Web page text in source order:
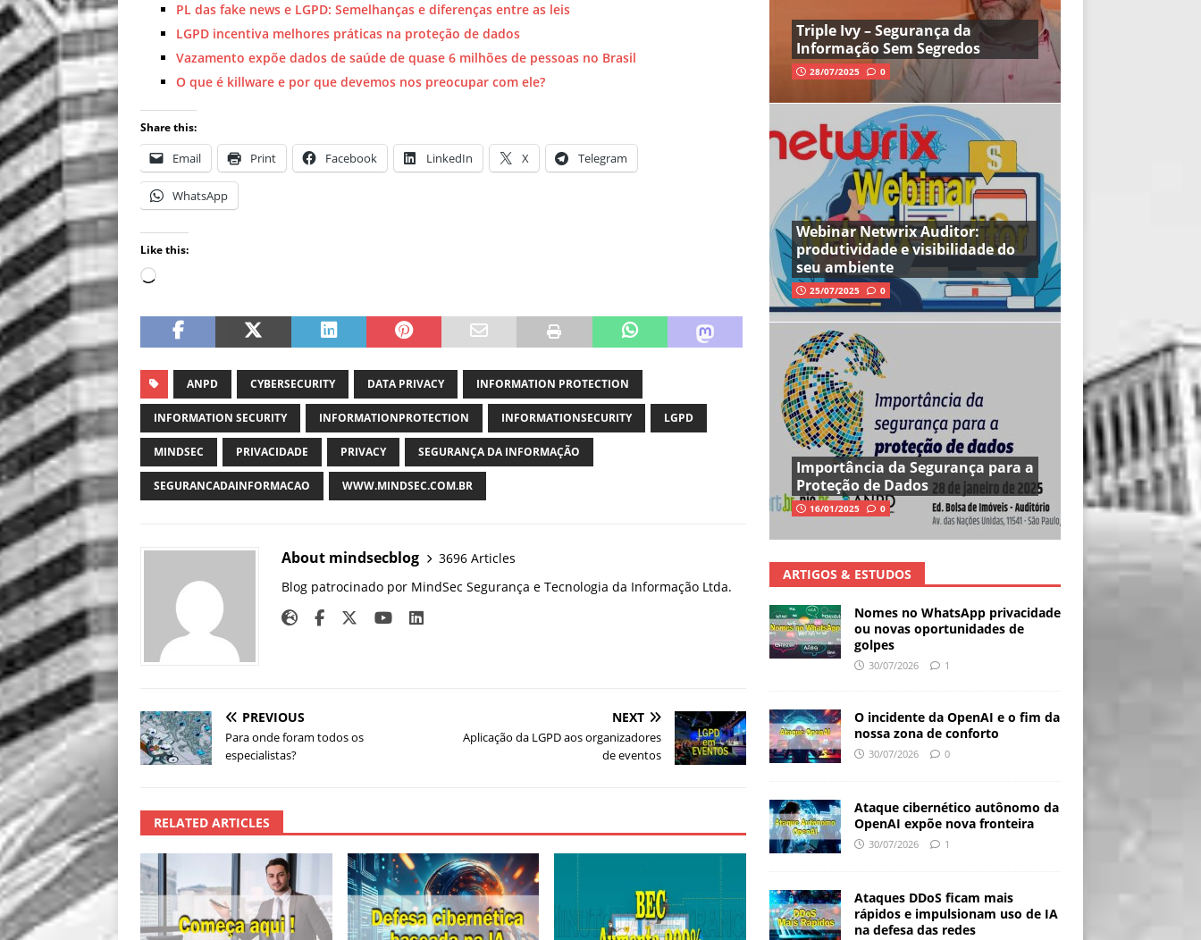
PL das fake news e LGPD: Semelhanças e diferenças entre as leis
LGPD incentiva melhores práticas na proteção de dados
Vazamento expõe dados de saúde de quase 6 milhões de pessoas no Brasil
O que é killware e por que devemos nos preocupar com ele?
Share this:
Email Print Facebook LinkedIn X Telegram
WhatsApp
Like this:
ANPD CYBERSECURITY DATA PRIVACY INFORMATION PROTECTION
INFORMATION SECURITY INFORMATIONPROTECTION INFORMATIONSECURITY LGPD
MINDSEC PRIVACIDADE PRIVACY SEGURANÇA DA INFORMAÇÃO
SEGURANCADAINFORMACAO WWW.MINDSEC.COM.BR
About mindsecblog
3696 Articles
Blog patrocinado por MindSec Segurança e Tecnologia da Informação Ltda.
PREVIOUS
Para onde foram todos os
especialistas?
NEXT
Aplicação da LGPD aos organizadores
de eventos
RELATED ARTICLES
Triple Ivy – Segurança da
Informação Sem Segredos
28/07/2025 0
Webinar Netwrix Auditor:
produtividade e visibilidade do
seu ambiente
25/07/2025 0
Importância da Segurança para a
Proteção de Dados
16/01/2025 0
ARTIGOS & ESTUDOS
Nomes no WhatsApp privacidade
ou novas oportunidades de
golpes
30/07/2026 1
O incidente da OpenAI e o fim da
nossa zona de conforto
30/07/2026 0
Ataque cibernético autônomo da
OpenAI expõe nova fronteira
30/07/2026 1
Ataques DDoS ficam mais
rápidos e impulsionam uso de IA
na defesa das redes